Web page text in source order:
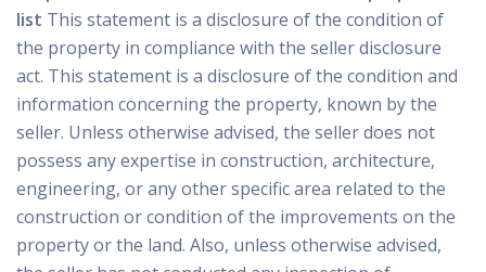
list This statement is a disclosure of the condition of
the property in compliance with the seller disclosure
act. This statement is a disclosure of the condition and
information concerning the property, known by the
seller. Unless otherwise advised, the seller does not
possess any expertise in construction, architecture,
engineering, or any other specific area related to the
construction or condition of the improvements on the
property or the land. Also, unless otherwise advised,